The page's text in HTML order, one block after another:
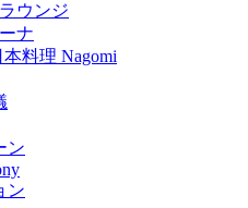
ウンジ
ナ
本料理 Nagomi
ン
ン